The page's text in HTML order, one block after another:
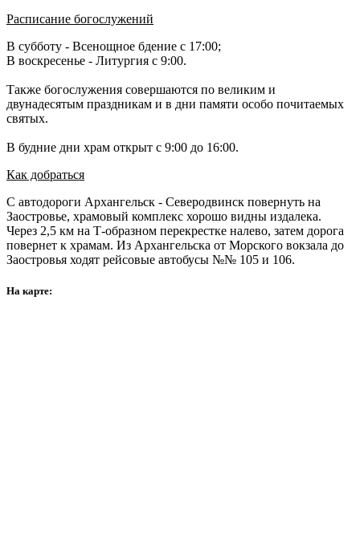
Расписание богослужений
В субботу - Всенощное бдение с 17:00;
В воскресенье - Литургия с 9:00.
Также богослужения совершаются по великим и
двунадесятым праздникам и в дни памяти особо почитаемых
святых.
В будние дни храм открыт с 9:00 до 16:00.
Как добраться
C автодороги Архангельск - Северодвинск повернуть на
Заостровье, храмовый комплекс хорошо видны издалека.
Через 2,5 км на Т-образном перекрестке налево, затем дорога
повернет к храмам. Из Архангельска от Морского вокзала до
Заостровья ходят рейсовые автобусы №№ 105 и 106.
На карте: